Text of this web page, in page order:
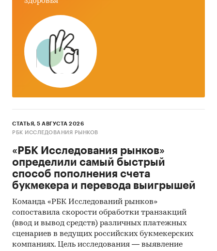
стоматологические установки с креслами
Стоматологические установки, в составе
которых не предусмотрено
стоматологическое кресло, в обзоре не
рассматриваются.
Остальные разделы обзора представлены
без каких-либо детализаций.
данные.
Информация профильных ведомств:
Федеральная служба государственной
статистики (Росстат)
Министерство здравоохранения
Министерство экономического развития
Федеральная таможенная служба
Федеральная налоговая служба
СТАТЬЯ, 5 АВГУСТА 2026
РБК ИССЛЕДОВАНИЯ РЫНКОВ
«РБК Исследования рынков»
определили самый быстрый
способ пополнения счета
букмекера и перевода выигрышей
Команда «РБК Исследований рынков»
сопоставила скорости обработки транзакций
(ввод и вывод средств) различных платежных
сценариев в ведущих российских букмекерских
компаниях. Цель исследования — выявление